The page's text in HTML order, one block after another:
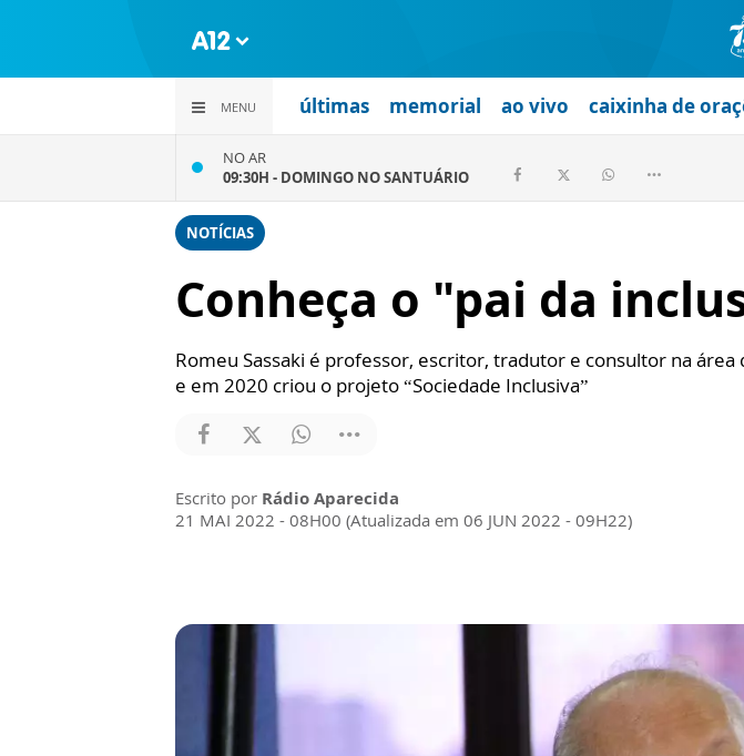
MENU últimas memorial ao vivo caixinha de
NO AR
09:30H - DOMINGO NO SANTUÁRIO
NOTÍCIAS
Conheça o "pai da
Romeu Sassaki é professor, escritor, tradutor e consultor na
e em 2020 criou o projeto “Sociedade Inclusiva”
Escrito por Rádio Aparecida
21 MAI 2022 - 08H00 (Atualizada em 06 JUN 2022 - 09H22)